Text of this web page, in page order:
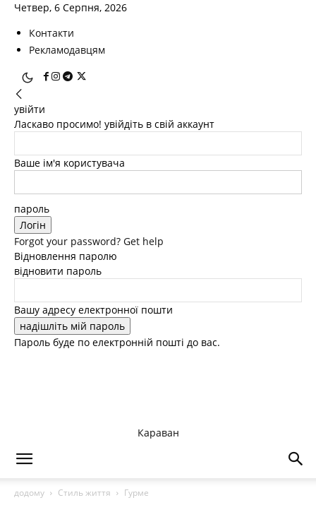
Четвер, 6 Серпня, 2026
Контакти
Рекламодавцям
увійти
Ласкаво просимо! увійдіть в свій аккаунт
Ваше ім'я користувача
пароль
Forgot your password? Get help
Відновлення паролю
відновити пароль
Вашу адресу електронної пошти
Пароль буде по електронній пошті до вас.
Караван
додому Стиль життя Гурме